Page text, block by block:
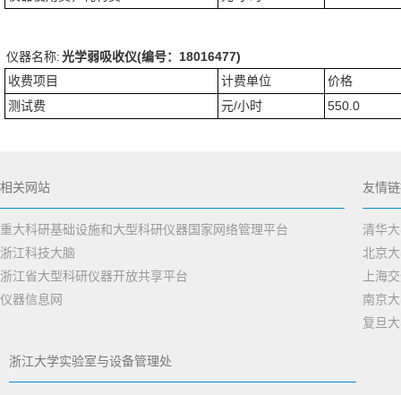
仪器名称:光学弱吸收仪(编号：18016477)
收费项目
计费单位
价格
测试费
元/小时 550.0
相关网站
重大科研基础设施和大型科研仪器国家网络管理平台
浙江科技大脑
浙江省大型科研仪器开放共享平台
仪器信息网
友情
清华
北京
上海
南京
复旦
浙江大学实验室与设备管理处